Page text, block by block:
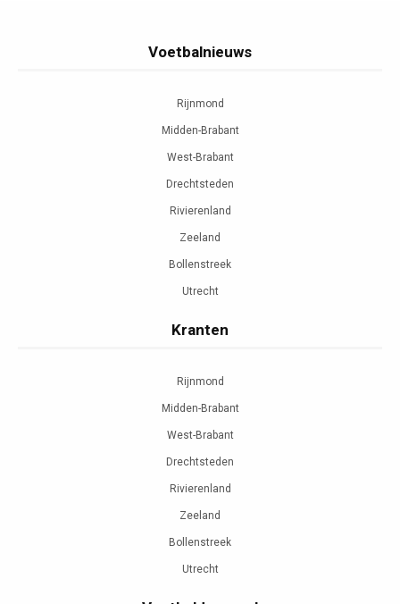
Voetbalnieuws
Rijnmond
Midden-Brabant
West-Brabant
Drechtsteden
Rivierenland
Zeeland
Bollenstreek
Utrecht
Kranten
Rijnmond
Midden-Brabant
West-Brabant
Drechtsteden
Rivierenland
Zeeland
Bollenstreek
Utrecht